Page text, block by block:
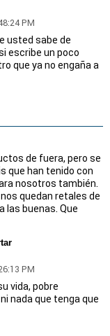
PM
usted sabe de
escribe un poco
que ya no engaña a
de fuera, pero se
que han tenido con
nosotros también.
quedan retales de
las buenas. Que
PM
vida, pobre
nada que tenga que